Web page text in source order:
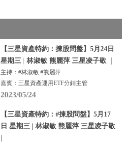
【三星資產特約：揀股問盤】5月24日
星期三 | 林淑敏 熊麗萍 三星凌子敬 ｜
主持：#林淑敏 #熊麗萍
嘉賓：三星資產運用ETF分銷主管
2023/05/24
【三星資產特約：#揀股問盤】5月17
日 星期三 | 林淑敏 熊麗萍 三星凌子敬